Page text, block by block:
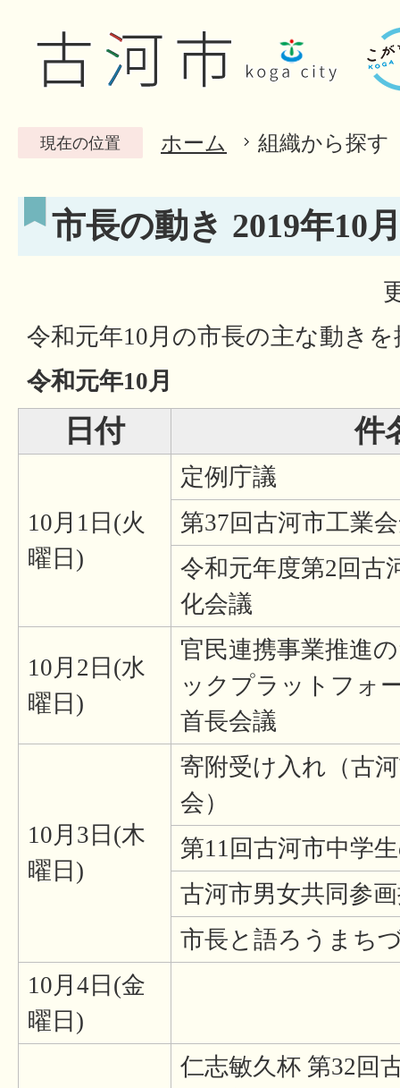
現在の位置 ホーム 組織から探す
市長の動き 2019年10
令和元年10月の市長の主な動き
令和元年10月
日付 件
10月1日(火
曜日)
定例庁議
第37回古河市工業
令和元年度第2回古
化会議
10月2日(水
曜日)
官民連携事業推進
ックプラットフォ
首長会議
10月3日(木
曜日)
寄附受け入れ（古
会）
第11回古河市中学
古河市男女共同参
市長と語ろうまち
10月4日(金
曜日)
仁志敏久杯 第32回